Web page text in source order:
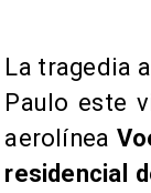
La tragedia
Paulo este
aerolínea
residencial